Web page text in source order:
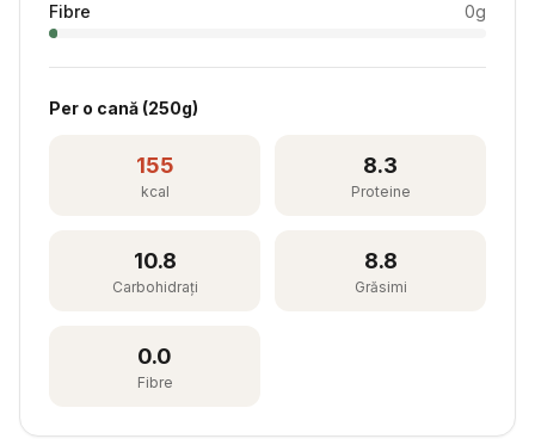
Fibre 0g
Per o cană (250g)
155
kcal
8.3
Proteine
10.8
Carbohidrați
8.8
Grăsimi
0.0
Fibre